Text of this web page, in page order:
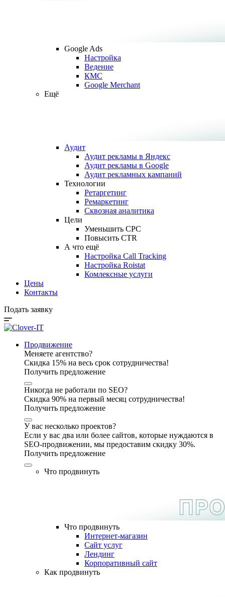
Google Ads
Настройка
Ведение
КМС
Google Merchant
Ещё
Аудит
Аудит рекламы в Яндекс
Аудит рекламы в Google
Аудит рекламных кампаний
Технологии
Ретаргетинг
Ремаркетинг
Сквозная аналитика
Цели
Уменьшить CPC
Повысить CTR
А что ещё
Настройка Call Tracking
Настройка Roistat
Комлексные услуги
Цены
Контакты
Подать заявку
Продвижение
Меняете агентство?
Скидка 15% на весь срок сотрудничества!
Получить предложение
Никогда не работали по SEO?
Скидка 90% на первый месяц сотрудничества!
Получить предложение
У вас несколько проектов?
Если у вас два или более сайтов, которые нуждаются в
SEO-продвижении, мы предоставим скидку 30%.
Получить предложение
Что продвинуть
Что продвинуть
Интернет-магазин
Сайт услуг
Лендинг
Корпоративный сайт
Как продвинуть